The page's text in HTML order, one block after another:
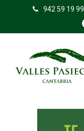
942 59 19 99